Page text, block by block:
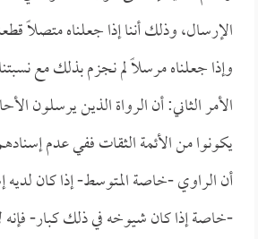
الإرسال، وذلك أننا إذا جعلناه متصلاً
وإذا جعلناه مرسلاً لم نجزم بذلك مع
الأمر الثاني: أن الرواة الذين يرسلون
يكونوا من الأئمة الثقات ففي عدم
أن الراوي -خاصة المتوسط- إذا كان لديه
-خاصة إذا كان شيوخه في ذلك كبار- فإنه